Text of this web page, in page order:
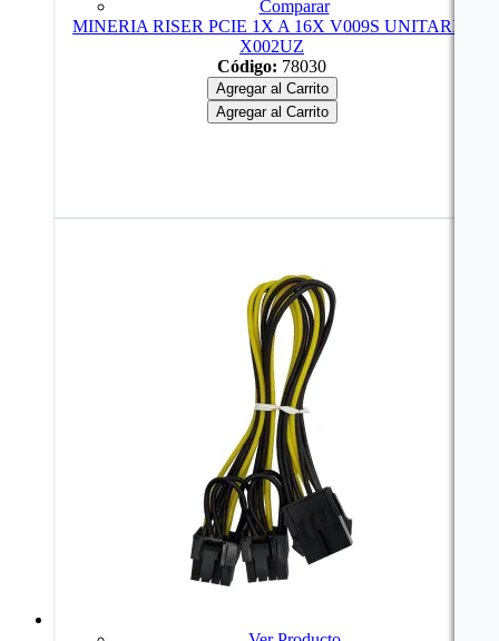
Comparar
MINERIA RISER PCIE 1X A 16X V009S UNITARIO
X002UZ
Código: 78030
Agregar al Carrito
Agregar al Carrito